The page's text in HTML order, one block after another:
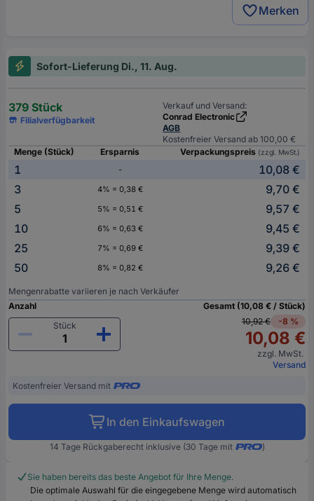
Merken
Sofort-Lieferung Di., 11. Aug.
379 Stück
Filialverfügbarkeit
Verkauf und Versand:
Conrad Electronic
AGB
Kostenfreier Versand ab 100,00 €
Menge (Stück)
Ersparnis Verpackungspreis (zzgl. MwSt.)
1 -
10,08 €
3
4% = 0,38 €
9,70 €
5
5% = 0,51 €
9,57 €
10
6% = 0,63 €
9,45 €
25
7% = 0,69 €
9,39 €
50
8% = 0,82 € 9,26 €
Mengenrabatte variieren je nach Verkäufer
Anzahl
Stück
Gesamt (10,08 € / Stück)
10,92 €
-8 %
10,08 €
zzgl. MwSt.
Versand
Kostenfreier Versand mit
In den Einkaufswagen
14 Tage Rückgaberecht inklusive (30 Tage mit )
Sie haben bereits das beste Angebot für Ihre Menge.
Die optimale Auswahl für die eingegebene Menge wird automatisch